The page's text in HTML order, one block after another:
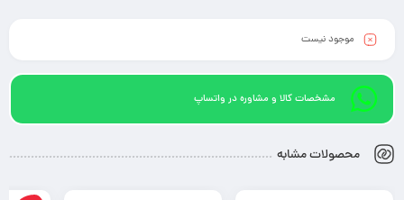
موجود نیست
مشخصات کالا و مشاوره در واتساپ
محصولات مشابه